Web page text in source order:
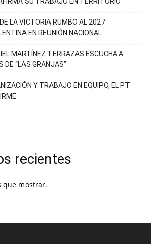
LA VICTORIA RUMBO AL 2027:
EN REUNIÓN NACIONAL.
MARTÍNEZ TERRAZAS ESCUCHA A
DE “LAS GRANJAS”.
Y TRABAJO EN EQUIPO, EL PT
recientes
que mostrar.